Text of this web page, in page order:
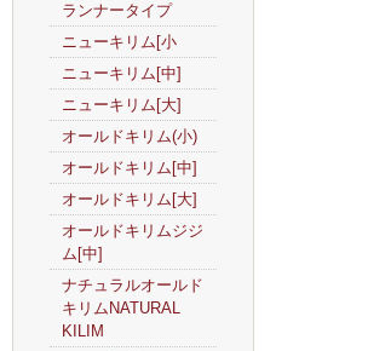
ランナータイプ
ニューキリム[小
ニューキリム[中]
ニューキリム[大]
オールドキリム(小)
オールドキリム[中]
オールドキリム[大]
オールドキリムジジ
ム[中]
ナチュラルオールド
キリムNATURAL
KILIM